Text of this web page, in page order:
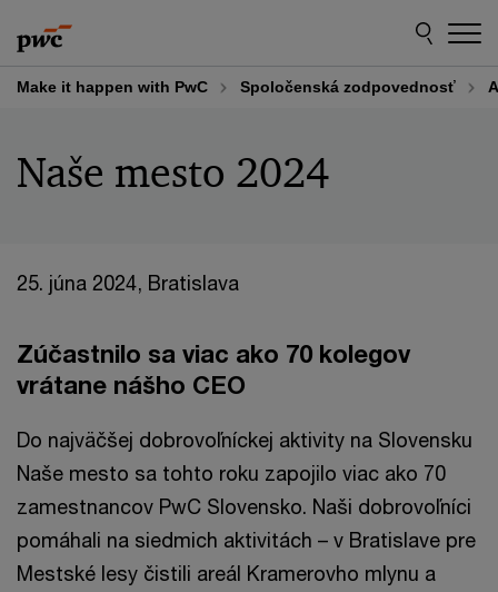
to
content
to
footer
Make it happen with PwC Spoločenská zodpovednosť
Naše mesto 2024
25. júna 2024, Bratislava
Zúčastnilo sa viac ako 70 kolegov
vrátane nášho CEO
Do najväčšej dobrovoľníckej aktivity na Slovensku
Naše mesto sa tohto roku zapojilo viac ako 70
zamestnancov PwC Slovensko. Naši dobrovoľníci
pomáhali na siedmich aktivitách – v Bratislave pre
Mestské lesy čistili areál Kramerovho mlynu a